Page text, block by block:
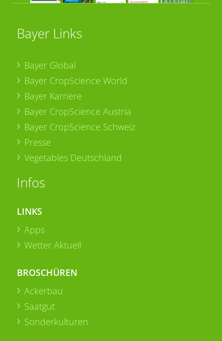
Bayer Links
Bayer Global
Bayer CropScience World
Bayer Karriere
Bayer CropScience Austria
Bayer CropScience Schweiz
Presse
Vegetables Deutschland
Infos
LINKS
Apps
Wetter Aktuell
BROSCHÜREN
Ackerbau
Saatgut
Sonderkulturen